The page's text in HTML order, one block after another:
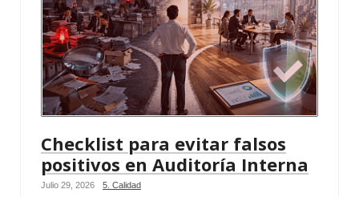
Checklist para evitar falsos
positivos en Auditoría Interna
Julio 29, 2026 5. Calidad